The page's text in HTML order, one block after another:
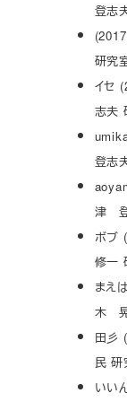
登志
研究
イセ
志夫
登志
津
ボブ
修一
まえ
木
田彡
民 研
いい